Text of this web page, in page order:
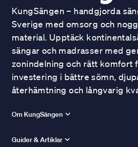
KungSängen – handgjorda
Sverige med omsorg och
material. Upptäck
sängar och madrasser med
zonindelning och rätt komfort
investering i bättre sömn,
återhämtning och långvarig
Om KungSängen
Guider & Artiklar